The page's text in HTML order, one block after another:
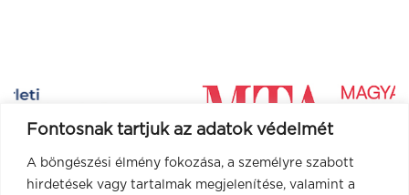
Fontosnak tartjuk az adatok védelmét
A böngészési élmény fokozása, a személyre szabott
hirdetések vagy tartalmak megjelenítése, valamint a